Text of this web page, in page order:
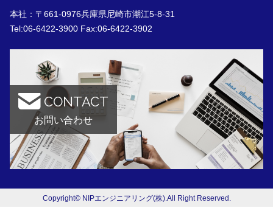
本社：〒661-0976兵庫県尼崎市潮江5-8-31
Tel:06-6422-3900 Fax:06-6422-3902
CONTACT
お問い合わせ
Copyright© NIPエンジニアリング(株).All Right Reserved.